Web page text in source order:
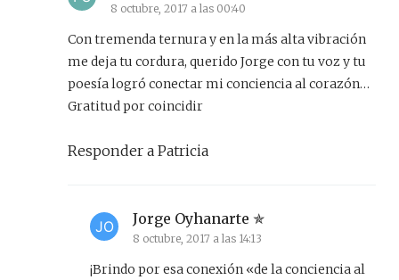
8 octubre, 2017 a las 00:40
Con tremenda ternura y en la más alta vibración
me deja tu cordura, querido Jorge con tu voz y tu
poesía logró conectar mi conciencia al corazón…
Gratitud por coincidir
Responder a Patricia
Jorge Oyhanarte
8 octubre, 2017 a las 14:13
¡Brindo por esa conexión «de la conciencia al